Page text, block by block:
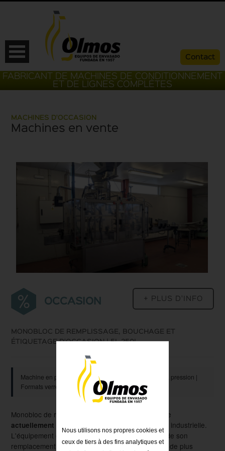
Contact
ENG
FABRICANT DE MACHINES DE CONDITIONNEMENT
ET DE LIGNES COMPLÈTES
MACHINES D'OCCASION
Machines en vente
OCCASION + PLUS D'INFO
MONOBLOC DE REMPLISSAGE, BOUCHAGE ET
ÉTIQUETAGE D'OCCASION | 5L-250L
Machine en parfait état de fonctionnement | Bouchon à pression |
Formats verre | Disponible immédiatement
Monobloc de remplissage, bouchage et étiquetage
actuellement en fonctionnement
dans une usine industrielle.
L'équipement est disponible à la vente en raison de son
remplacement par un nouvel équipementOLMOS de plus
Nous utilisons nos propres cookies et
ceux de tiers à des fins analytiques et